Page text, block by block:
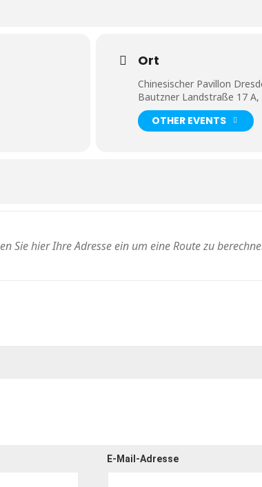
Ort
Chinesischer Pavillon
Bautzner Landstraße 17 A,
OTHER EVENTS
E-Mail-Adresse